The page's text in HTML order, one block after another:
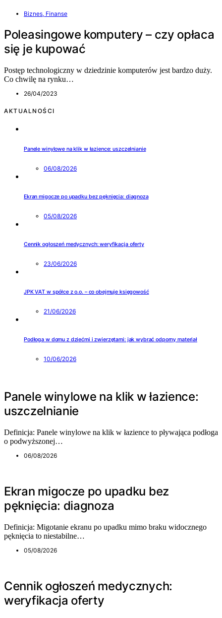
Biznes, Finanse
Poleasingowe komputery – czy opłaca
się je kupować
Postęp technologiczny w dziedzinie komputerów jest bardzo duży.
Co chwilę na rynku…
26/04/2023
AKTUALNOŚCI
Panele winylowe na klik w łazience: uszczelnianie
06/08/2026
Ekran migocze po upadku bez pęknięcia: diagnoza
05/08/2026
Cennik ogłoszeń medycznych: weryfikacja oferty
23/06/2026
JPK VAT w spółce z o.o. – co obejmuje księgowość
21/06/2026
Podłoga w domu z dziećmi i zwierzętami: jak wybrać odporny materiał
10/06/2026
Panele winylowe na klik w łazience:
uszczelnianie
Definicja: Panele winylowe na klik w łazience to pływająca podłoga
o podwyższonej…
06/08/2026
Ekran migocze po upadku bez
pęknięcia: diagnoza
Definicja: Migotanie ekranu po upadku mimo braku widocznego
pęknięcia to niestabilne…
05/08/2026
Cennik ogłoszeń medycznych:
weryfikacja oferty